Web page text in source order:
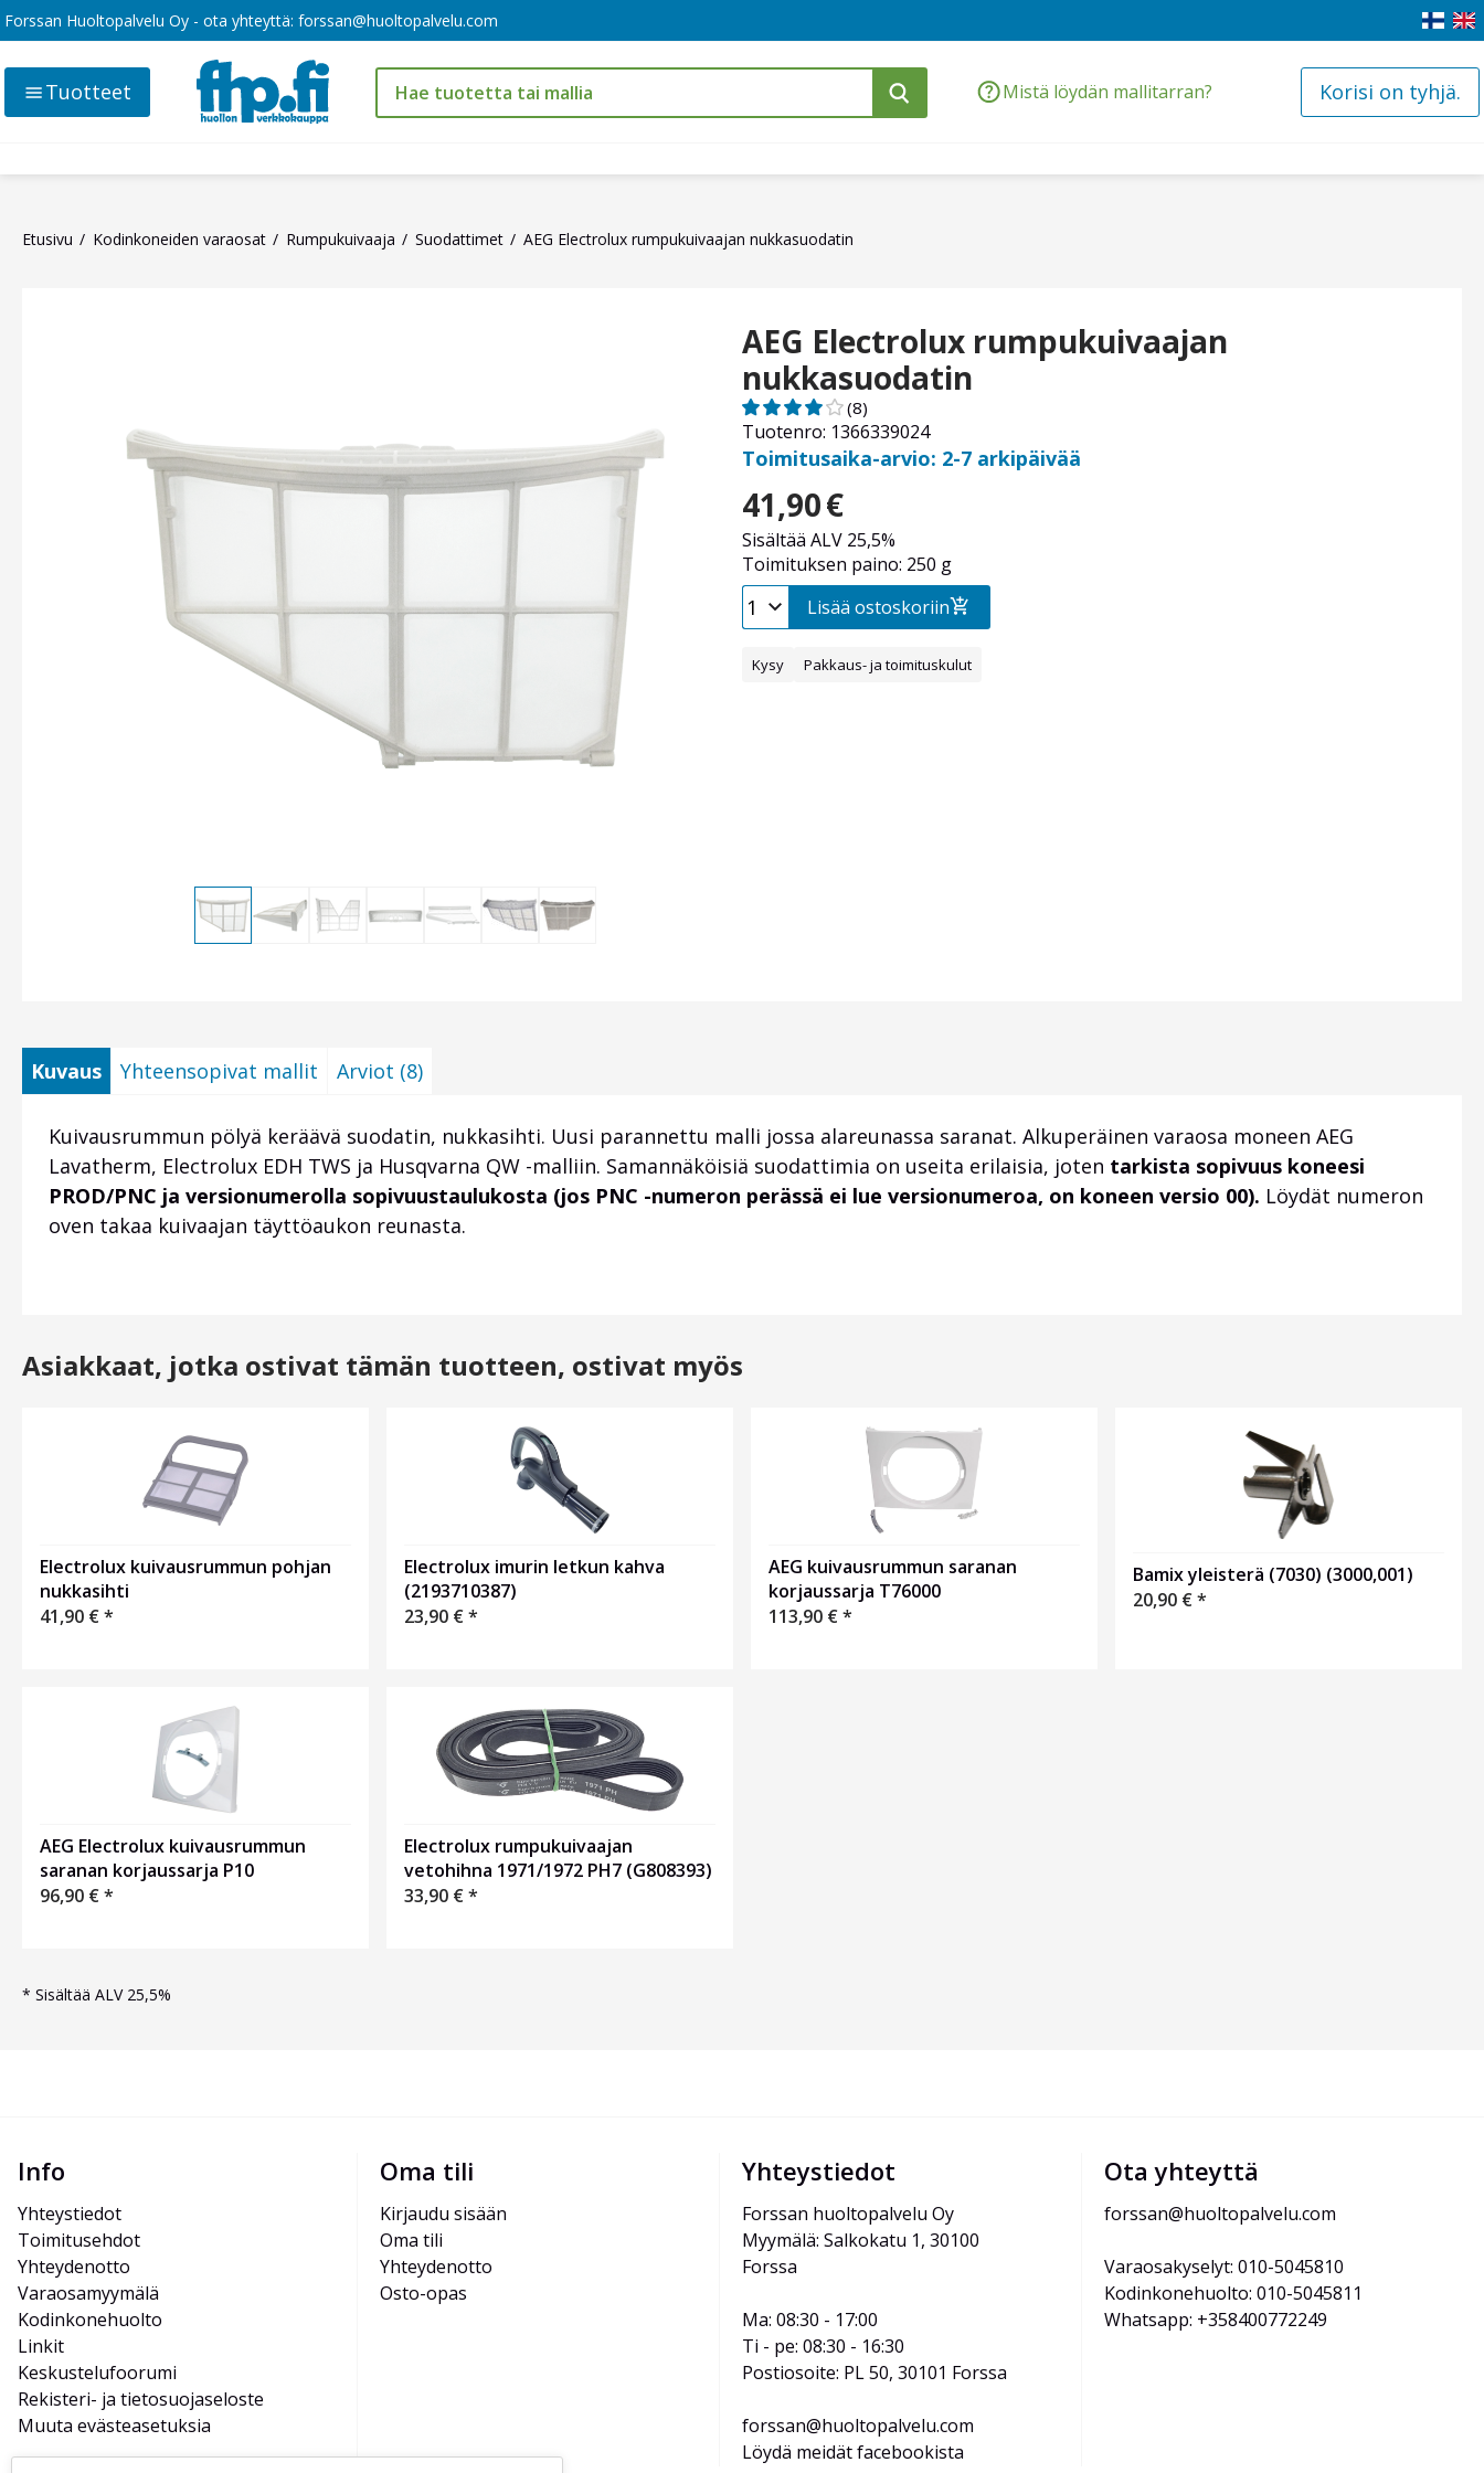
Forssan Huoltopalvelu Oy - ota yhteyttä: forssan@huoltopalvelu.com
Mistä löydän mallitarran? Korisi on tyhjä.
Tuotteet
Etusivu Kodinkoneiden varaosat Rumpukuivaaja Suodattimet AEG Electrolux rumpukuivaajan nukkasuodatin
AEG Electrolux rumpukuivaajan
nukkasuodatin
Tuotenro: 1366339024
(8)
Toimitusaika-arvio: 2-7 arkipäivää
41,90€
Sisältää ALV 25,5%
Toimituksen paino: 250 g
Lisää ostoskoriin
Kysy Pakkaus- ja toimituskulut
Kuvaus Yhteensopivat mallit Arviot (8)
Kuivausrummun pölyä keräävä suodatin, nukkasihti. Uusi parannettu malli jossa alareunassa saranat. Alkuperäinen varaosa moneen AEG
Lavatherm, Electrolux EDH TWS ja Husqvarna QW -malliin. Samannäköisiä suodattimia on useita erilaisia, joten tarkista sopivuus koneesi
PROD/PNC ja versionumerolla sopivuustaulukosta (jos PNC -numeron perässä ei lue versionumeroa, on koneen versio 00). Löydät numeron
oven takaa kuivaajan täyttöaukon reunasta.
Asiakkaat, jotka ostivat tämän tuotteen, ostivat myös
Electrolux kuivausrummun pohjan
nukkasihti
41,90 €*
Electrolux imurin letkun kahva
(2193710387)
23,90 €*
AEG kuivausrummun saranan
korjaussarja T76000
113,90 €*
Bamix yleisterä (7030) (3000,001)
20,90 €*
AEG Electrolux kuivausrummun
saranan korjaussarja P10
96,90 €*
Electrolux rumpukuivaajan
vetohihna 1971/1972 PH7 (G808393)
33,90 €*
* Sisältää ALV 25,5%
Info
Yhteystiedot
Toimitusehdot
Yhteydenotto
Varaosamyymälä
Kodinkonehuolto
Linkit
Keskustelufoorumi
Rekisteri- ja tietosuojaseloste
Muuta evästeasetuksia
Oma tili
Kirjaudu sisään
Oma tili
Yhteydenotto
Osto-opas
Yhteystiedot
Forssan huoltopalvelu Oy
Myymälä: Salkokatu 1, 30100
Forssa
Ma: 08:30 - 17:00
Ti - pe: 08:30 - 16:30
Postiosoite: PL 50, 30101 Forssa
forssan@huoltopalvelu.com
Löydä meidät facebookista
Ota yhteyttä
forssan@huoltopalvelu.com
Varaosakyselyt: 010-5045810
Kodinkonehuolto: 010-5045811
Whatsapp: +358400772249